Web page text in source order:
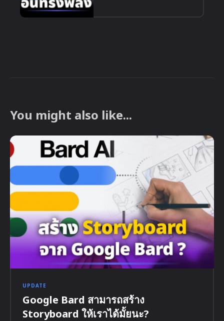
You might also like...
UPDATE
Google Bard สามารถสร้าง
Storyboard ให้เราได้มั้ยนะ?